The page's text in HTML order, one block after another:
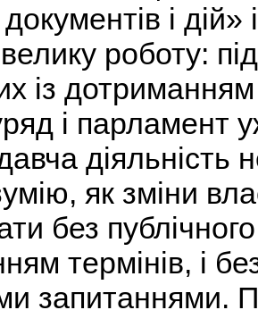
документів і
роботу:
із
і парламент
діяльність
як зміни
без
термінів, і
запитаннями.